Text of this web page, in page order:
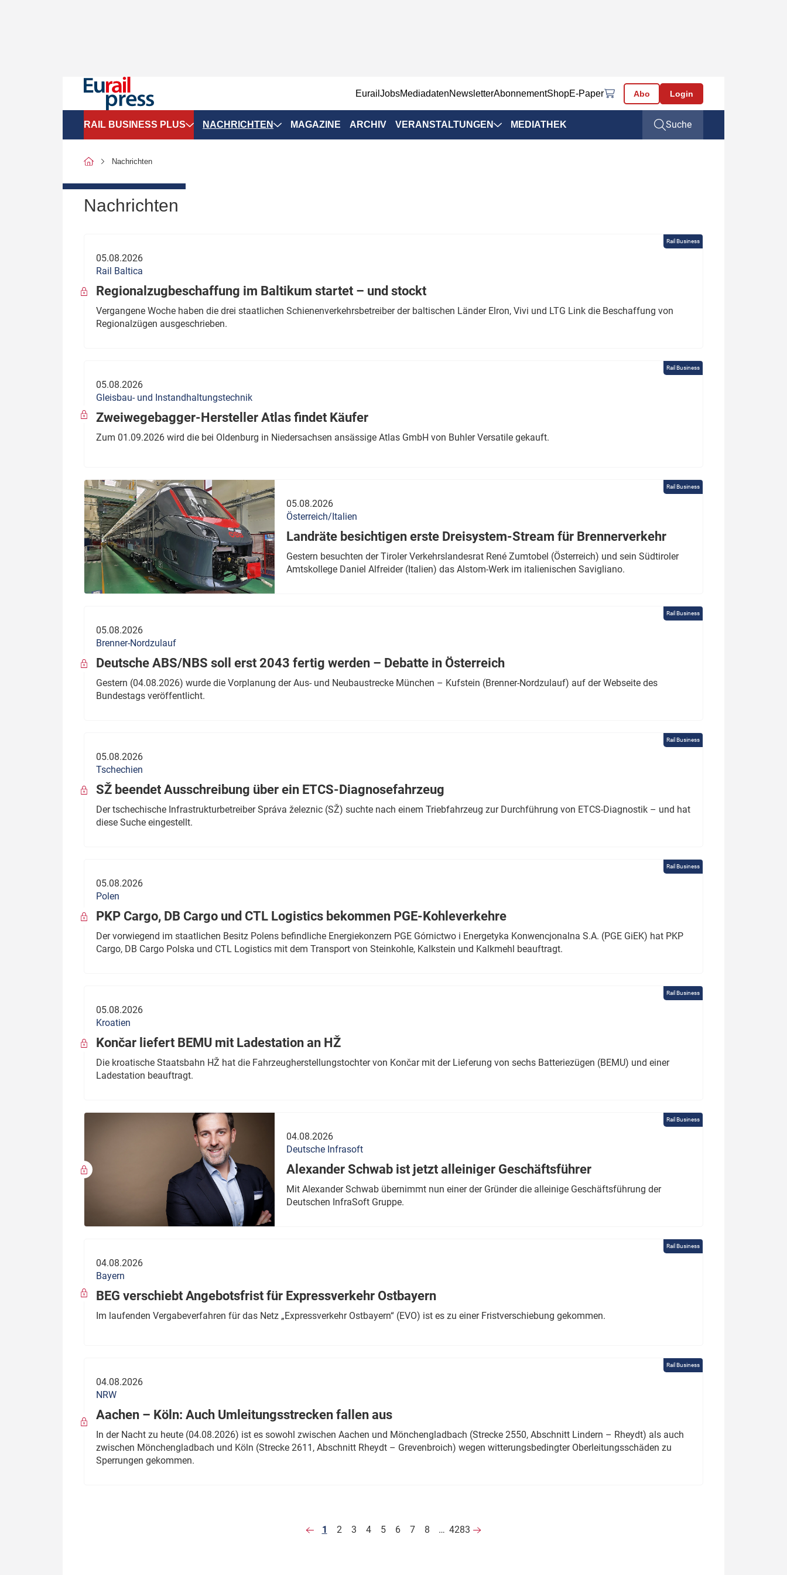
EurailJobsMediadatenNewsletterAbonnementShopE-Paper Abo Login
RAIL BUSINESS PLUS
SPNV-Marktdaten
Politik
Verbände: Wer spricht für
wen?
Thema des Monats
Dossier: Generalsanierung
Dossier: ETCS
NACHRICHTEN
Infrastruktur & Ausrüstung
ÖPNV
MAGAZINE ARCHIV VERANSTALTUNGEN MEDIATHEK Suche
Nachrichten
Nachrichten
Rail Business
05.08.2026
Rail Baltica
Regionalzugbeschaffung im Baltikum startet – und stockt
Vergangene Woche haben die drei staatlichen Schienenverkehrsbetreiber der baltischen Länder Elron, Vivi und LTG Link die Beschaffung von
Regionalzügen ausgeschrieben.
Rail Business
05.08.2026
Gleisbau- und Instandhaltungstechnik
Zweiwegebagger-Hersteller Atlas findet Käufer
Zum 01.09.2026 wird die bei Oldenburg in Niedersachsen ansässige Atlas GmbH von Buhler Versatile gekauft.
Rail Business
05.08.2026
Österreich/Italien
Landräte besichtigen erste Dreisystem-Stream für Brennerverkehr
Gestern besuchten der Tiroler Verkehrslandesrat René Zumtobel (Österreich) und sein Südtiroler
Amtskollege Daniel Alfreider (Italien) das Alstom-Werk im italienischen Savigliano.
Rail Business
05.08.2026
Brenner-Nordzulauf
Deutsche ABS/NBS soll erst 2043 fertig werden – Debatte in Österreich
Gestern (04.08.2026) wurde die Vorplanung der Aus- und Neubaustrecke München – Kufstein (Brenner-Nordzulauf) auf der Webseite des
Bundestags veröffentlicht.
Rail Business
05.08.2026
Tschechien
SŽ beendet Ausschreibung über ein ETCS-Diagnosefahrzeug
Der tschechische Infrastrukturbetreiber Správa železnic (SŽ) suchte nach einem Triebfahrzeug zur Durchführung von ETCS-Diagnostik – und hat
diese Suche eingestellt.
Rail Business
05.08.2026
Polen
PKP Cargo, DB Cargo und CTL Logistics bekommen PGE-Kohleverkehre
Der vorwiegend im staatlichen Besitz Polens befindliche Energiekonzern PGE Górnictwo i Energetyka Konwencjonalna S.A. (PGE GiEK) hat PKP
Cargo, DB Cargo Polska und CTL Logistics mit dem Transport von Steinkohle, Kalkstein und Kalkmehl beauftragt.
Rail Business
05.08.2026
Kroatien
Končar liefert BEMU mit Ladestation an HŽ
Die kroatische Staatsbahn HŽ hat die Fahrzeugherstellungstochter von Končar mit der Lieferung von sechs Batteriezügen (BEMU) und einer
Ladestation beauftragt.
Rail Business
04.08.2026
Deutsche Infrasoft
Alexander Schwab ist jetzt alleiniger Geschäftsführer
Mit Alexander Schwab übernimmt nun einer der Gründer die alleinige Geschäftsführung der
Deutschen InfraSoft Gruppe.
Rail Business
04.08.2026
Bayern
BEG verschiebt Angebotsfrist für Expressverkehr Ostbayern
Im laufenden Vergabeverfahren für das Netz „Expressverkehr Ostbayern“ (EVO) ist es zu einer Fristverschiebung gekommen.
Rail Business
04.08.2026
NRW
Aachen – Köln: Auch Umleitungsstrecken fallen aus
In der Nacht zu heute (04.08.2026) ist es sowohl zwischen Aachen und Mönchengladbach (Strecke 2550, Abschnitt Lindern – Rheydt) als auch
zwischen Mönchengladbach und Köln (Strecke 2611, Abschnitt Rheydt – Grevenbroich) wegen witterungsbedingter Oberleitungsschäden zu
Sperrungen gekommen.
1 2 3 4 5 6 7 8 … 4283